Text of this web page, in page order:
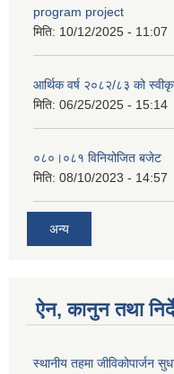
program project
मिति: 10/12/2025 - 11:07
आर्थिक वर्ष २०८२/८३ को
मिति: 06/25/2025 - 15:14
०८०।०८१ विनियोजित बजेट
मिति: 08/10/2023 - 14:57
अन्य
ऐन, कानुन तथा
स्थानीय तहमा जीविकोपार्जन